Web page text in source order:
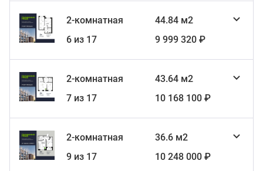
2-комнатная
44.84 м2
6 из 17
9 999 320 ₽
2-комнатная
43.64 м2
7 из 17
10 168 100 ₽
2-комнатная
36.6 м2
9 из 17
10 248 000 ₽